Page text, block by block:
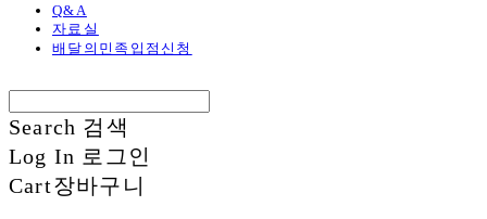
Q&A
자료실
배달의민족입점신청
Search 검색
Log In 로그인
Cart장바구니